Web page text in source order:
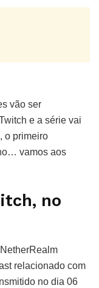
vão ser
e a série vai
o primeiro
vamos aos
no
relacionado com
no dia 06